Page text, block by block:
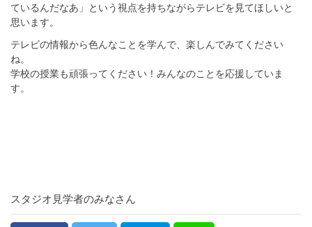
ているんだなあ」という視点を持ちながらテレビを見てほしいと
思います。
テレビの情報から色んなことを学んで、楽しんでみてください
ね。
学校の授業も頑張ってください！みんなのことを応援していま
す。
スタジオ見学者のみなさん